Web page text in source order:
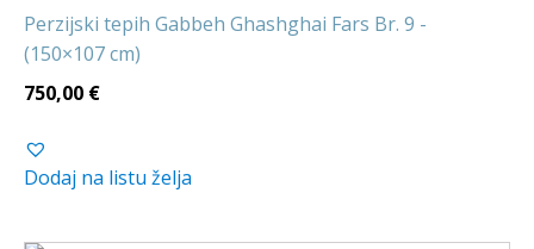
Perzijski tepih Gabbeh Ghashghai Fars Br. 9 -
(150×107 cm)
750,00 €
Dodaj na listu želja